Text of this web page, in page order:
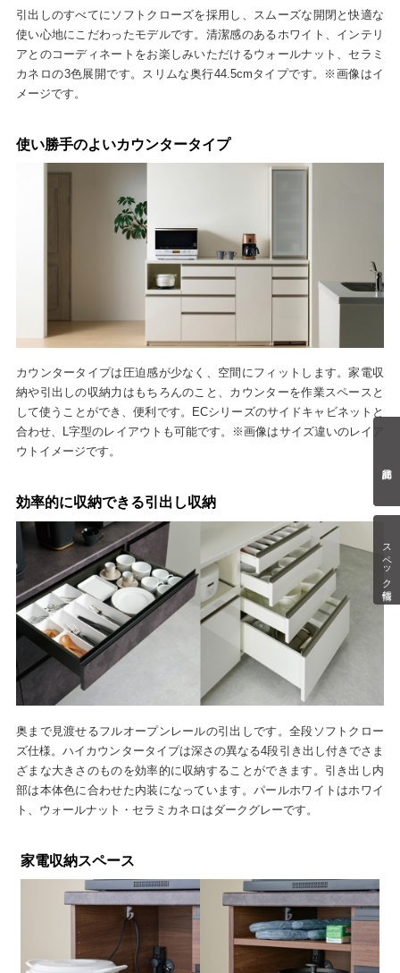
スペック情報
引出しのすべてにソフトクローズを採用し、スムーズな開閉と快適な
使い心地にこだわったモデルです。清潔感のあるホワイト、インテリ
アとのコーディネートをお楽しみいただけるウォールナット、セラミ
カネロの3色展開です。スリムな奥行44.5cmタイプです。※画像はイ
メージです。
使い勝手のよいカウンタータイプ
カウンタータイプは圧迫感が少なく、空間にフィットします。家電収
納や引出しの収納力はもちろんのこと、カウンターを作業スペースと
して使うことができ、便利です。ECシリーズのサイドキャビネットと
合わせ、L字型のレイアウトも可能です。※画像はサイズ違いのレイア
ウトイメージです。
効率的に収納できる引出し収納
奥まで見渡せるフルオープンレールの引出しです。全段ソフトクロー
ズ仕様。ハイカウンタータイプは深さの異なる4段引き出し付きでさま
ざまな大きさのものを効率的に収納することができます。引き出し内
部は本体色に合わせた内装になっています。パールホワイトはホワイ
ト、ウォールナット・セラミカネロはダークグレーです。
家電収納スペース